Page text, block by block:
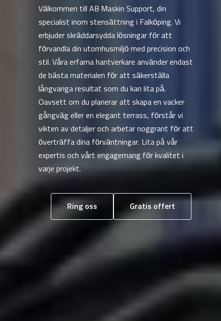
Välkommen till AB Maskin Support, din
specialist inom stensättning i Falköping. Vi
erbjuder skräddarsydda lösningar för att
förvandla din utomhusmiljö med precision och
stil. Våra erfarna hantverkare använder endast
de bästa materialen för att säkerställa
långvariga resultat som du kan lita på.
Oavsett om du planerar att skapa en vacker
gångväg eller en elegant terrass, förstår vi
vikten av detaljer och arbetar noggrant för att
överträffa dina förväntningar. Lita på vår
expertis och vårt engagemang för kvalitet i
varje projekt.
Ring oss Gratis offert